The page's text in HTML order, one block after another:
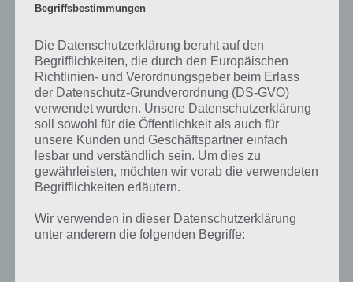
App herunterladen
Begriffsbestimmungen
Die Datenschutzerklärung beruht auf den
Begrifflichkeiten, die durch den Europäischen
Richtlinien- und Verordnungsgeber beim Erlass
der Datenschutz-Grundverordnung (DS-GVO)
verwendet wurden. Unsere Datenschutzerklärung
soll sowohl für die Öffentlichkeit als auch für
unsere Kunden und Geschäftspartner einfach
lesbar und verständlich sein. Um dies zu
gewährleisten, möchten wir vorab die verwendeten
Begrifflichkeiten erläutern.
Wir verwenden in dieser Datenschutzerklärung
unter anderem die folgenden Begriffe: